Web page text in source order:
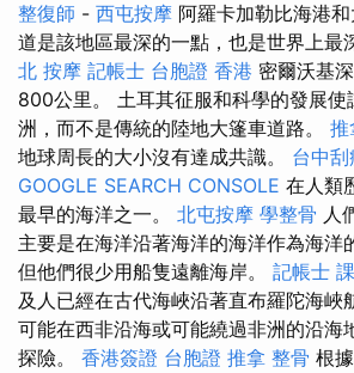
整復師 - 西屯按摩 阿羅卡加勒比海港
道是該地區最深的一點，也是世界上最
北 按摩 記帳士 台胞證 香港 密爾沃基
800公里。 土耳其征服和科學的發展使
洲，而不是傳統的陸地大篷車道路。 推
地球周長的大小沒有達成共識。 台中刮
GOOGLE SEARCH CONSOLE 在人類
最早的海洋之一。 北屯按摩 學整骨 人
主要是在海洋沿著海洋的海洋作為海洋
但他們很少用船隻遠離海岸。 記帳士
及人已經在古代海峽沿著直布羅陀海峽
可能在西非沿海或可能繞過非洲的沿海
探險。 香港簽證 台胞證 推拿 整骨 根